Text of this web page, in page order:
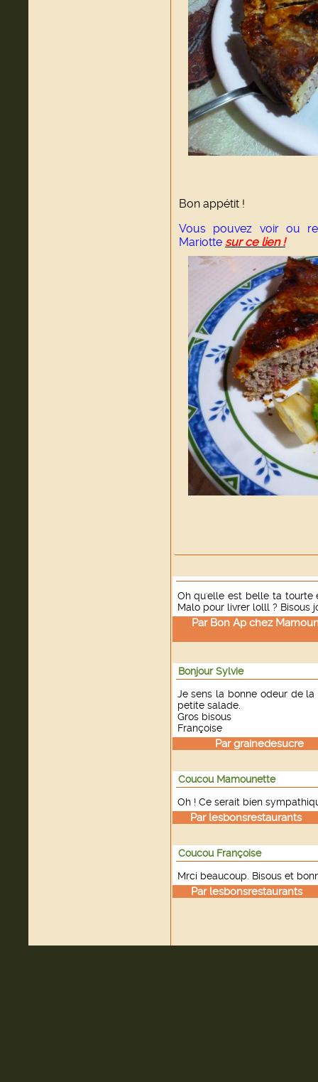
Bon appétit !
Vous pouvez voir ou
Mariotte sur ce lien !
Oh qu'elle est belle ta tourte
Malo pour livrer lolll ? Bisous
Par Bon Ap chez
Bonjour Sylvie
Je sens la bonne odeur de
petite salade.
Gros bisous
Françoise
Pargrainedesucrele
Coucou Mamounette
Oh ! Ce serait bien
Par lesbonsrestaurantsle
Coucou Françoise
Mrci beaucoup. Bisous et
Par lesbonsrestaurantsle